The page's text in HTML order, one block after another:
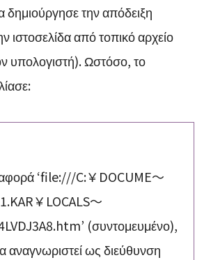
δημιούργησε την απόδειξη
ιστοσελίδα από τοπικό αρχείο
υπολογιστή). Ωστόσο, το
‘file:///C:￥DOCUME～
￥LOCALS～
(συντομευμένο),
αναγνωριστεί ως διεύθυνση